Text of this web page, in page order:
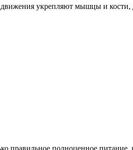
укрепляют мышцы и
полноценное питание,